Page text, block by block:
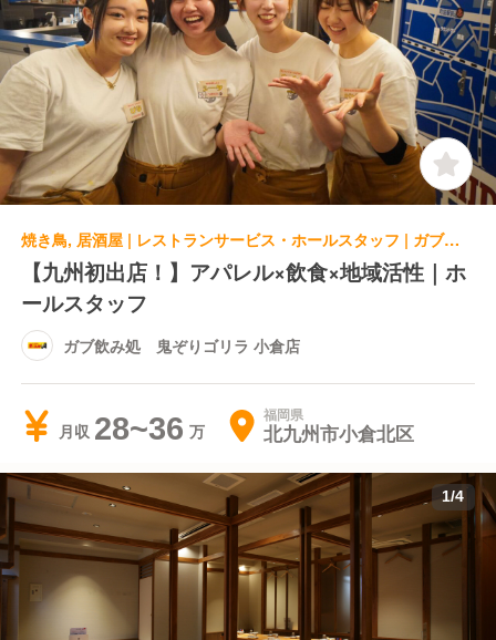
焼き鳥, 居酒屋 | レストランサービス・ホールスタッフ | ガブ飲み処 鬼ぞりゴリラ 小倉店
【九州初出店！】アパレル×飲食×地域活性｜ホ
ールスタッフ
ガブ飲み処 鬼ぞりゴリラ 小倉店
月収 28~36 福岡県
北九州市小倉北区
1/4